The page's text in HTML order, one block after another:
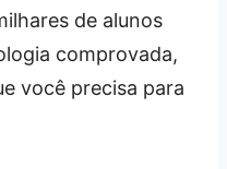
de alunos
comprovada,
você precisa para